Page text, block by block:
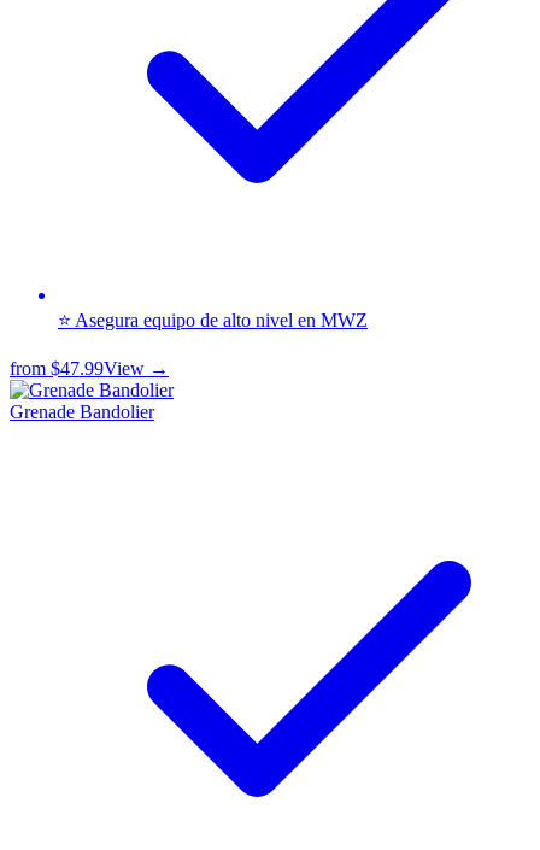
⭐ Asegura equipo de alto nivel en MWZ
from $47.99View →
Grenade Bandolier